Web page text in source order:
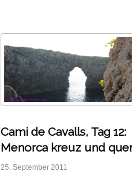
Cami de Cavalls, Tag 12:
Menorca kreuz und
25. September 2011